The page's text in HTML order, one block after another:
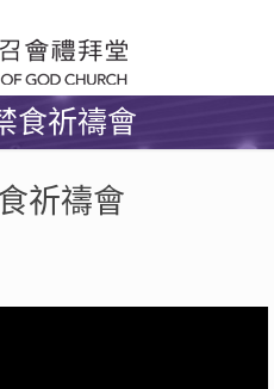
食祈禱會
祈禱會